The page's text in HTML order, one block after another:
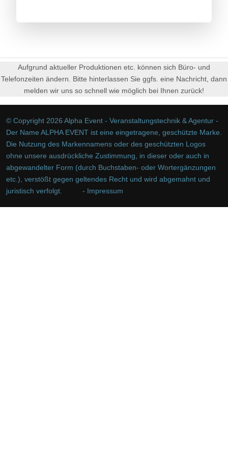
Aufgrund aktueller Produktionen etc. können sich Büro- und
Telefonzeiten ändern. Bitte hinterlassen Sie ggfs. eine Nachricht, dann
melden wir uns so schnell wie möglich bei Ihnen zurück!
© Copyright 2026 Alpha Event - Veranstaltungstechnik & Agentur -
Der Name ALPHA EVENT ist eine eingetragene, geschützte Marke.
Die Nutzung des Markennamens oder des geschützten Logos
ohne unsere ausdrückliche Zustimmung, in dieser oder auch in
abgewandelter Form (durch Buchstaben- oder Wortergänzungen
etc.), verstößt gegen geltendes Recht und wird abgemahnt und
juristisch verfolgt.
- Impressum